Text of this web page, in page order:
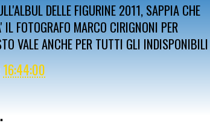
DELLE FIGURINE 2011, SAPPIA CHE
FOTOGRAFO MARCO CIRIGNONI PER
VALE ANCHE PER TUTTI GLI INDISPONIBILI
16:44:00